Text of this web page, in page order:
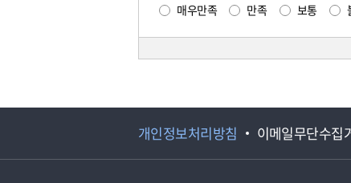
매우만족 만족 보통
개인정보처리방침 이메일무단수집